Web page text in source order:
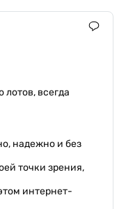
лотов, всегда
надежно и без
точки зрения,
интернет-